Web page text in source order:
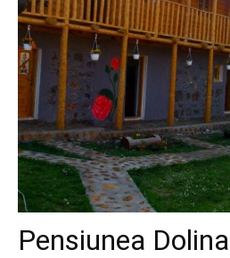
Pensiunea Dolina